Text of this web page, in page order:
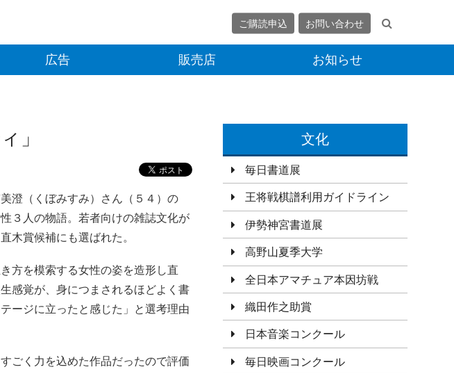
ご購読申込 お問い合わせ
広告 販売店 お知らせ
」
澄（くぼみすみ）さん（５４）の
３人の物語。若者向けの雑誌文化が
木賞候補にも選ばれた。
方を模索する女性の姿を造形し直
感覚が、身につまされるほどよく書
ージに立ったと感じた」と選考理由
ごく力を込めた作品だったので評価
文化
毎日書道展
王将戦棋譜利用ガイドライン
伊勢神宮書道展
高野山夏季大学
全日本アマチュア本因坊戦
織田作之助賞
日本音楽コンクール
毎日映画コンクール